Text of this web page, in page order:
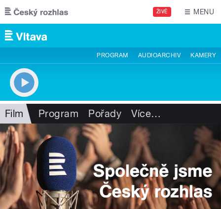
Přejít k hlavnímu obsahu
ŽIVĚ MENU
PROGRAM AUDIOARCHIV KAMERY
Film Program Pořady Více…